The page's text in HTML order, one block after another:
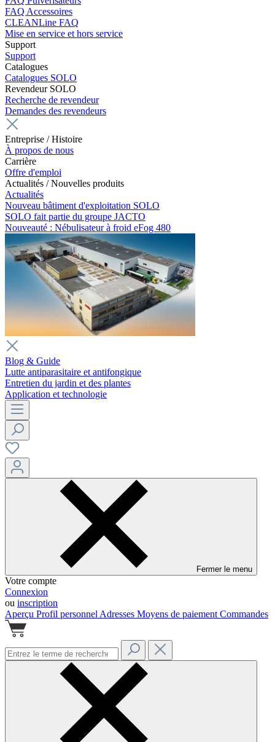
FAQ Accessoires
CLEANLine FAQ
Mise en service et hors service
Support
Support
Catalogues
Catalogues SOLO
Revendeur SOLO
Recherche de revendeur
Demandes des revendeurs
Entreprise / Histoire
À propos de nous
Carrière
Offre d'emploi
Actualités / Nouvelles produits
Actualités
Nouveau bâtiment d'exploitation SOLO
SOLO fait partie du groupe JACTO
Nouveauté : Nébulisateur à froid eFog 480
Blog & Guide
Lutte antiparasitaire et antifongique
Entretien du jardin et des plantes
Application et technologie
Fermer le menu
Votre compte
Connexion
ou inscription
Aperçu Profil personnel Adresses Moyens de paiement Commandes